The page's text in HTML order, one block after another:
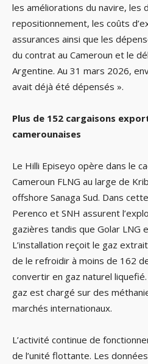
les améliorations du navire, les
repositionnement, les coûts
assurances ainsi que les
du contrat au Cameroun et le
Argentine. Au 31 mars 2026,
avait déjà été dépensés ».
Plus de 152 cargaisons
camerounaises
Le Hilli Episeyo opère dans le
Cameroun FLNG au large de
offshore Sanaga Sud. Dans
Perenco et SNH assurent
gazières tandis que Golar LNG
L’installation reçoit le gaz
de le refroidir à moins de 162
convertir en gaz naturel
gaz est chargé sur des
marchés internationaux.
L’activité continue de
de l’unité flottante. Les